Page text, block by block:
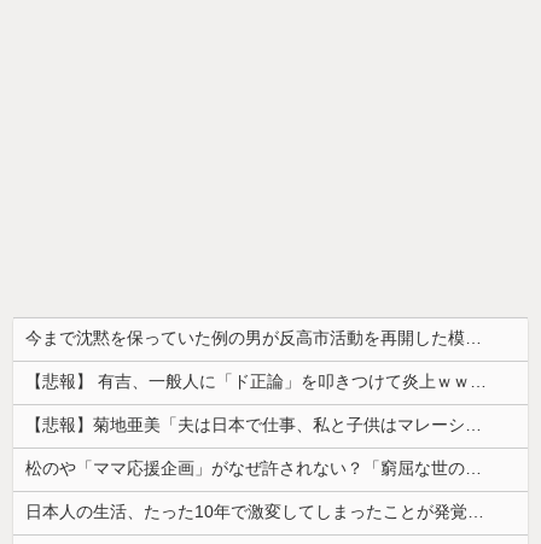
今まで沈黙を保っていた例の男が反高市活動を再開した模様、財務省を手を組んでの返り咲きが狙いか？
【悲報】 有吉、一般人に「ド正論」を叩きつけて炎上ｗｗｗｗｗｗｗｗ
【悲報】菊地亜美「夫は日本で仕事、私と子供はマレーシア、夫は毎月会いに来る」←これどう思う？
松のや「ママ応援企画」がなぜ許されない？「窮屈な世の中」に住む不幸、「尊重し合える社会」は遠ざかる一方
日本人の生活、たった10年で激変してしまったことが発覚・・・